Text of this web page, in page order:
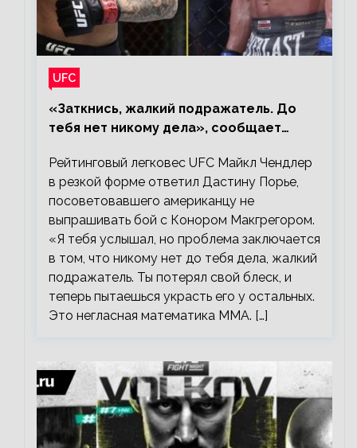
UFC
«Заткнись, жалкий подражатель. До
тебя нет никому дела», сообщает
Рейтинговый легковес UFC Майкл Чендлер
в резкой форме ответил Дастину Порье,
посоветовавшего американцу не
выпрашивать бой с Конором Макгрегором.
«Я тебя услышал, но проблема заключается
в том, что никому нет до тебя дела, жалкий
подражатель. Ты потерял свой блеск, и
теперь пытаешься украсть его у остальных.
Это негласная математика ММА. […]